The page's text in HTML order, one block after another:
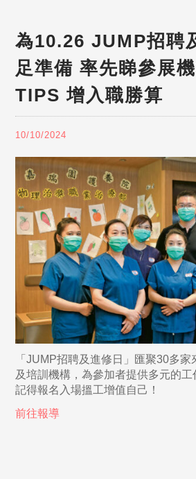
為10.26 JUMP招聘
足準備 率先睇參展
TIPS 增入職勝算
10/10/2024
「JUMP招聘及進修日」匯聚30多
及培訓機構，為參加者提供多元的工
記得報名入場搵工增值自己！
前往報導